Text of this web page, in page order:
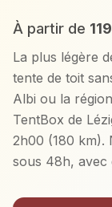
À partir de
La plus légère
tente de toit
Albi ou la région
TentBox de
2h00 (180 km).
sous 48h, avec